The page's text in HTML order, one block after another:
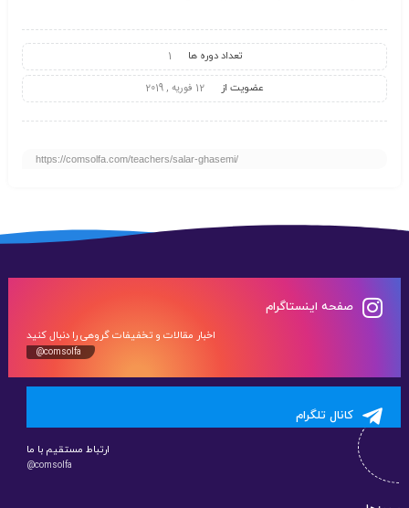
تعداد دوره ها 1
عضویت از 12 فوریه , 2019
https://comsolfa.com/teachers/salar-ghasemi/
صفحه اینستاگرام
اخبار مقالات و تخفیفات گروهی را دنبال کنید
@comsolfa
کانال تلگرام
ارتباط مستقیم با ما
@comsolfa